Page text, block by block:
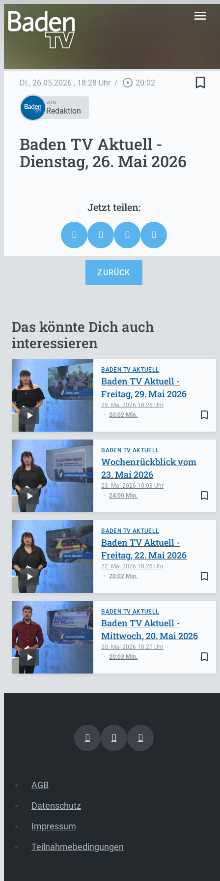
menu
Di., 26.05.2026 , 18:28 Uhr / play_circle_outline 20:02 bookmark_border
VON
Redaktion
Baden TV Aktuell -
Dienstag, 26. Mai 2026
ZURÜCK
Das könnte Dich auch
interessieren
BADEN TV AKTUELL
bookmark_border
29. Mai 2026 18:26
20:02 Min.
Baden TV Aktuell -
Freitag, 29. Mai 2026
BADEN TV AKTUELL
bookmark_border
23. Mai 2026 10:08
24:00 Min.
Wochenrückblick vom
23. Mai 2026
BADEN TV AKTUELL
bookmark_border
22. Mai 2026 18:26
20:02 Min.
Baden TV Aktuell -
Freitag, 22. Mai 2026
BADEN TV AKTUELL
bookmark_border
20. Mai 2026 18:27
20:03 Min.
Baden TV Aktuell -
Mittwoch, 20. Mai 2026
AGB
Datenschutz
Impressum
Teilnahmebedingungen